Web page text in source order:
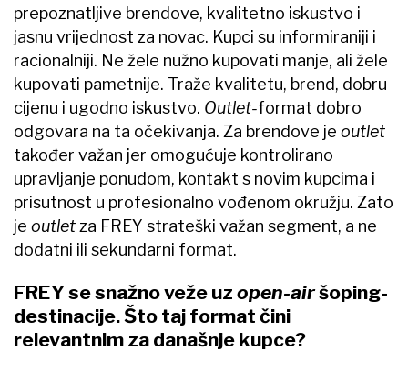
prepoznatljive brendove, kvalitetno iskustvo i
jasnu vrijednost za novac. Kupci su informiraniji i
racionalniji. Ne žele nužno kupovati manje, ali žele
kupovati pametnije. Traže kvalitetu, brend, dobru
cijenu i ugodno iskustvo. Outlet-format dobro
odgovara na ta očekivanja. Za brendove je outlet
također važan jer omogućuje kontrolirano
upravljanje ponudom, kontakt s novim kupcima i
prisutnost u profesionalno vođenom okružju. Zato
je outletza FREY strateški važan segment, a ne
dodatni ili sekundarni format.
FREY se snažno veže uz open-airšoping-
destinacije. Što taj format čini
relevantnim za današnje kupce?